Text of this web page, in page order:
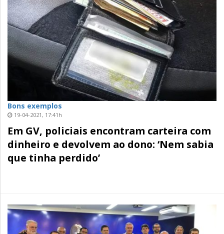
Bons exemplos
19-04-2021, 17:41h
Em GV, policiais encontram carteira com
dinheiro e devolvem ao dono: ‘Nem sabia
que tinha perdido’